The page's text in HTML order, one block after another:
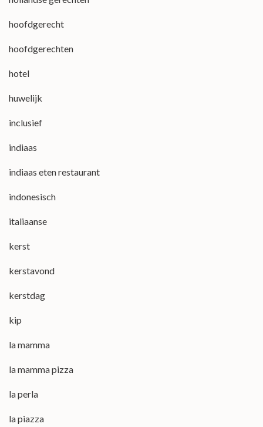
hoofdgerecht
hoofdgerechten
hotel
huwelijk
inclusief
indiaas
indiaas eten restaurant
indonesisch
italiaanse
kerst
kerstavond
kerstdag
kip
la mamma
la mamma pizza
la perla
la piazza